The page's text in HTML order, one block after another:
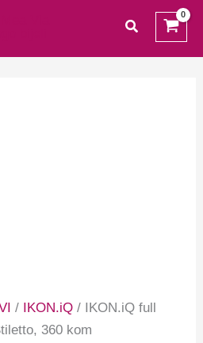
traži
/ IKON.iQ / IKON.iQ full
360 kom